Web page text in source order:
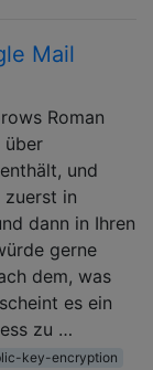
Mail
Roman
über
und
zuerst in
dann in Ihren
gerne
dem, was
es ein
zu …
key-encryption